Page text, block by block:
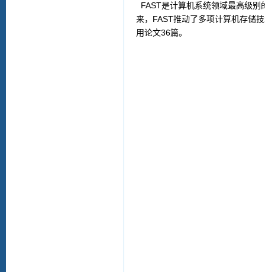
FAST是计算机系统领域最高级别
来， FAST推动了多项计算机存储
用论文36篇。